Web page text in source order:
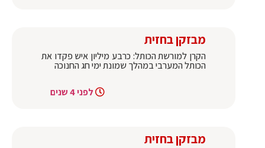
מבזקן בחזית
הקרן למורשת הכותל: כרבע מיליון איש פקדו את
הכותל המערבי במהלך שמונת ימי חג החנוכה
לפני 4 שנים
מבזקן בחזית